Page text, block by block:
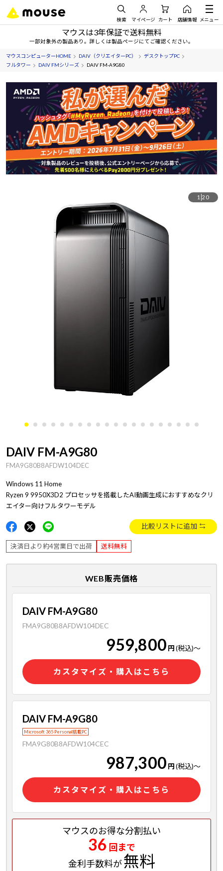
検索 マイページ カート 店舗情報 メニュー
マウスは3年保証で送料無料
一部対象外の製品あり。詳しくは製品ページにてご確認ください。
マウスコンピューターHOME DAIV（クリエイターPC）
デスクトップPC
フルタワー
DAIV FMシリーズ DAIV FM-A9G80
1 20
DAIV FM-A9G80
FMA9G80B8AFDW104DEC
Windows 11 Home
Ryzen 9 9950X3D2 プロセッサを搭載したAI動画生成におすすめなクリ
エイター向けフルタワーモデル
比較リストに追加
決済日より約4営業日で出荷 送料無料
WEB販売価格
DAIV FM-A9G80
FMA9G80B8AFDW104DEC
959,800 円(税込)～
カスタマイズ・購入はこちら
DAIV FM-A9G80
Microsoft 365 Personal搭載PC
FMA9G80B8AFDW104CEC
987,300 円(税込)～
カスタマイズ・購入はこちら
マウスのお得な分割払い
36 回まで
金利手数料が無料